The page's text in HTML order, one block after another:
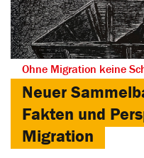
Ohne Migration keine
Neuer
Fakten und
Migration